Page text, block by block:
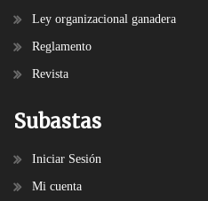
Ley organizacional ganadera
Reglamento
Revista
Subastas
Iniciar Sesión
Mi cuenta